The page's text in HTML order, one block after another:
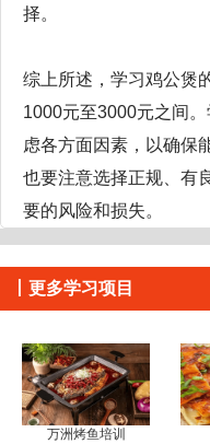
择。
综上所述，学习鸡公煲
1000元至3000元之间
虑各方面因素，以确保
也要注意选择正规、有
要的风险和损失。
更多学习项目
万洲烤鱼培训